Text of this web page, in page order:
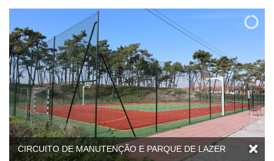
CIRCUITO DE MANUTENÇÃO E PARQUE DE LAZER